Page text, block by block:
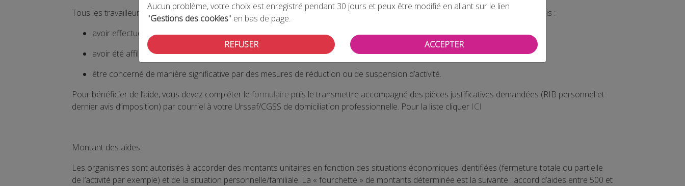
Tous les travailleurs indépendants affiliés quel que soit leur statut peuvent en bénéficier si les critères d’éligibilité suivants sont remplis :
avoir effectué au moins un versement de cotisations depuis son installation ;
avoir été affilié avant le 01/01/2020 ;
être concerné de manière significative par des mesures de réduction ou de suspension d’activité.
Pour bénéficier de l’aide, vous devez compléter le formulaire puis le transmettre accompagné des pièces justificatives demandées (RIB personnel et
dernier avis d’imposition) par courriel à votre Urssaf/CGSS de domiciliation professionnelle. Pour la liste cliquer ICI
Montant des aides
Les organismes sont autorisés à accorder des montants unitaires en fonction des situations économiques identifiées (fermeture totale ou partielle
de l’activité par exemple) et de la situation personnelle/familiale. La « fourchette » de montants déterminée est la suivante : accord d’aides entre 500 et
Aucun problème, votre choix est enregistré pendant 30 jours et peux être modifié en allant sur le lien
"Gestions des cookies" en bas de page.
REFUSER ACCEPTER